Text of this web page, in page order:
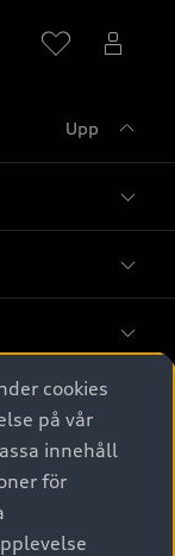
Upp
cookies
på vår
innehåll
för